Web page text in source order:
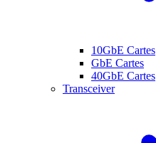
10GbE Cartes
GbE Cartes
40GbE Cartes
Transceiver